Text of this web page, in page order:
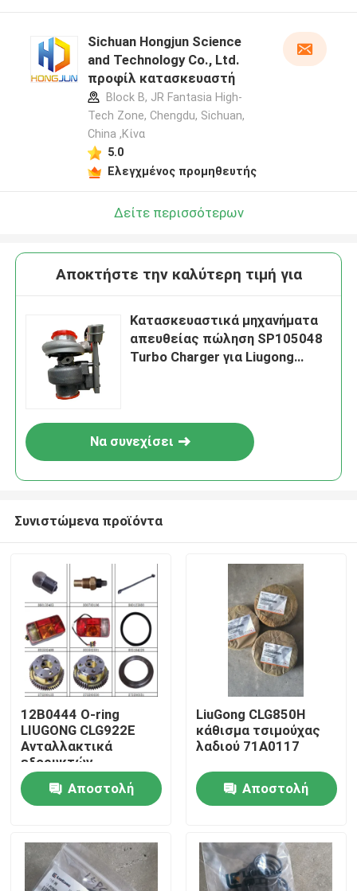
Αρχική Σελίδα
Σχετικά με εμάς
Sichuan Hongjun Science
and Technology Co., Ltd.
προφίλ κατασκευαστή
Block B, JR Fantasia High-
Tech Zone, Chengdu, Sichuan,
China ,Κίνα
5.0
Ελεγχμένος προμηθευτής
Δείτε περισσότερων
Αποκτήστε την καλύτερη τιμή για
Κατασκευαστικά μηχανήματα
απευθείας πώληση SP105048
Turbo Charger για Liugong
Να συνεχίσει
Συνιστώμενα προϊόντα
12Β0444 Ο-ring
LIUGONG CLG922E
Ανταλλακτικά
εξορυκτών
Αποστολή
LiuGong CLG850H
κάθισμα τσιμούχας
λαδιού 71A0117
Αποστολή